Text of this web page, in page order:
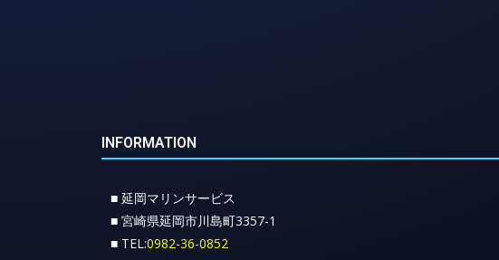
INFORMATION
■ 延岡マリンサービス
■ 宮崎県延岡市川島町3357-1
■ TEL:0982-36-0852